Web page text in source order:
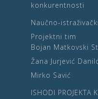
konkurentnosti
Naučno-
Projektni tim
Bojan Matkovski
Žana Jurjević
Mirko Savić
ISHODI PROJEKTA